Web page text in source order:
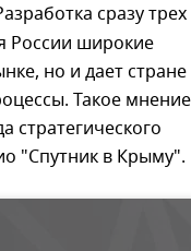
сразу трех
России широкие
но и дает стране
Такое мнение
стратегического
"Спутник в Крыму".